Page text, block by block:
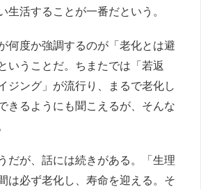
生活することが一番だという。
何度か強調するのが「老化とは避
いうことだ。ちまたでは「若返
ジング」が流行り、まるで老化し
きるようにも聞こえるが、そんな
だが、話には続きがある。「生理
は必ず老化し、寿命を迎える。そ